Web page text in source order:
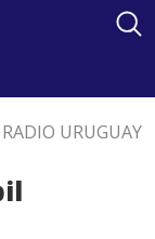
RADIO URUGUAY